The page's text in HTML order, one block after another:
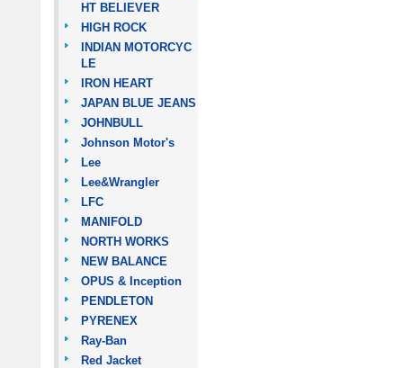
HT BELIEVER
HIGH ROCK
INDIAN MOTORCYC
LE
IRON HEART
JAPAN BLUE JEANS
JOHNBULL
Johnson Motor's
Lee
Lee&Wrangler
LFC
MANIFOLD
NORTH WORKS
NEW BALANCE
OPUS & Inception
PENDLETON
PYRENEX
Ray-Ban
Red Jacket